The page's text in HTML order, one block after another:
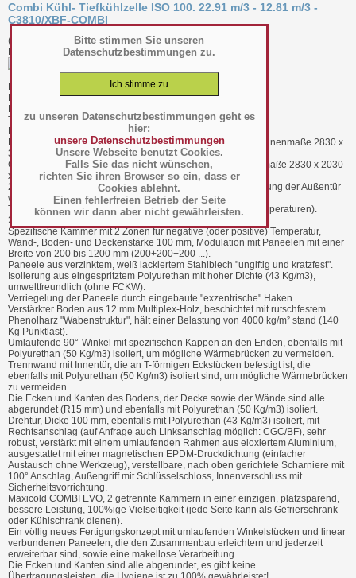
Bitte stimmen Sie unseren
Datenschutzbestimmungen zu.
zu unseren Datenschutzbestimmungen geht es
hier:
unsere Datenschutzbestimmungen
Unsere Webseite benutzt Cookies.
Falls Sie das nicht wünschen,
richten Sie ihren Browser so ein, dass er
Cookies ablehnt.
Einen fehlerfreien Betrieb der Seite
können wir dann aber nicht gewährleisten.
Combi Kühl- Tiefkühlzelle ISO 100. 22.91 m/3 - 12.81 m/3 -
C3810/XBF-COMBI
(Art.-Nr.: 057.09.011)
Hersteller/Großhändler Diamond
BTH 3030 x 5960 x 2430 mm außen
BTH 2830 x 3630 x 2230 mm innen Kühlung
Tür 900 x 1900 mm 2 Stck.
Kühlraumbereich (auch als Gefrierschrank austauschbar) : Innenmaße 2830 x
3630 xh 2230 mm (Innenvolumen 22,91 m³).
Gefrierbereich (auch als Kühlschrank austauschbar): Innenmaße 2830 x 2030
xh 2230 mm (Innenvolumen 12,81 m³).
2 Türen: Nutzbarer Durchgang 900 xh 1900 mm (Positionierung der Außentür
wahlweise auf allen 3 Seiten).
Türdichtungen mit umlaufendem Heizband (für negative Temperaturen).
2 Unterdruckventile (für negative Temperaturen).
Spezifische Kammer mit 2 Zonen für negative (oder positive) Temperatur,
Wand-, Boden- und Deckenstärke 100 mm, Modulation mit Paneelen mit einer
Breite von 200 bis 1200 mm (200+200+200 ...).
Paneele aus verzinktem, weiß lackiertem Stahlblech "ungiftig und kratzfest".
Isolierung aus eingespritztem Polyurethan mit hoher Dichte (43 Kg/m3),
umweltfreundlich (ohne FCKW).
Verriegelung der Paneele durch eingebaute "exzentrische" Haken.
Verstärkter Boden aus 12 mm Multiplex-Holz, beschichtet mit rutschfestem
Phenolharz "Wabenstruktur", hält einer Belastung von 4000 kg/m² stand (140
Kg Punktlast).
Umlaufende 90°-Winkel mit spezifischen Kappen an den Enden, ebenfalls mit
Polyurethan (50 Kg/m3) isoliert, um mögliche Wärmebrücken zu vermeiden.
Trennwand mit Innentür, die an T-förmigen Eckstücken befestigt ist, die
ebenfalls mit Polyurethan (50 Kg/m3) isoliert sind, um mögliche Wärmebrücken
zu vermeiden.
Die Ecken und Kanten des Bodens, der Decke sowie der Wände sind alle
abgerundet (R15 mm) und ebenfalls mit Polyurethan (50 Kg/m3) isoliert.
Drehtür, Dicke 100 mm, ebenfalls mit Polyurethan (43 Kg/m3) isoliert, mit
Rechtsanschlag (auf Anfrage auch Linksanschlag möglich: CGC/BF), sehr
robust, verstärkt mit einem umlaufenden Rahmen aus eloxiertem Aluminium,
ausgestattet mit einer magnetischen EPDM-Druckdichtung (einfacher
Austausch ohne Werkzeug), verstellbare, nach oben gerichtete Scharniere mit
100° Anschlag, Außengriff mit Schlüsselschloss, Innenverschluss mit
Sicherheitsvorrichtung.
Maxicold COMBI EVO, 2 getrennte Kammern in einer einzigen, platzsparend,
bessere Leistung, 100%ige Vielseitigkeit (jede Seite kann als Gefrierschrank
oder Kühlschrank dienen).
Ein völlig neues Fertigungskonzept mit umlaufenden Winkelstücken und linear
verbundenen Paneelen, die den Zusammenbau erleichtern und jederzeit
erweiterbar sind, sowie eine makellose Verarbeitung.
Die Ecken und Kanten sind alle abgerundet, es gibt keine